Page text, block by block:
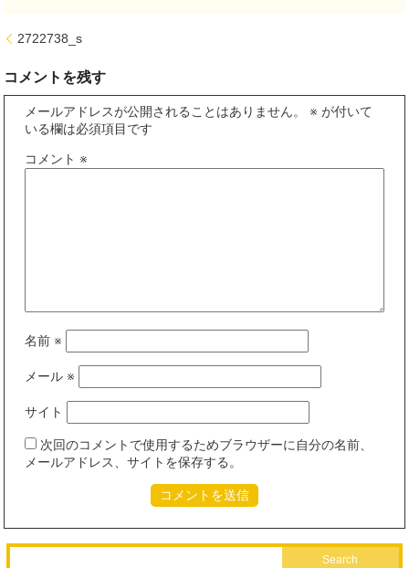
2722738_s
コメントを残す
メールアドレスが公開されることはありません。 ※ が付いて
いる欄は必須項目です
コメント ※
名前 ※
メール ※
サイト
次回のコメントで使用するためブラウザーに自分の名前、
メールアドレス、サイトを保存する。